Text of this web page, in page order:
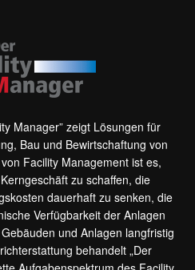
Manager” zeigt Lösungen für
Bau und Bewirtschaftung von
Facility Management ist es,
zu schaffen, die
dauerhaft zu senken, die
Verfügbarkeit der Anlagen
und Anlagen langfristig
behandelt „Der